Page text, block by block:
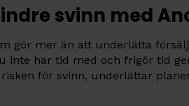
svinn med
gör mer än att underlätta
inte har tid med och frigör tid
för svinn, underlättar